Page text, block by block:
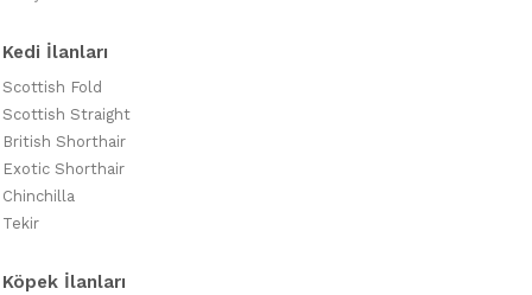
Kedi İlanları
Scottish Fold
Scottish Straight
British Shorthair
Exotic Shorthair
Chinchilla
Tekir
Köpek İlanları